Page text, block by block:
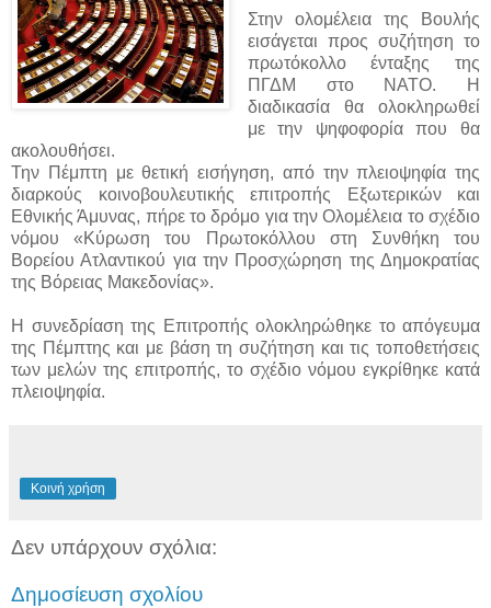
Στην ολομέλεια της Βουλής
εισάγεται προς συζήτηση το
πρωτόκολλο ένταξης της
ΠΓΔΜ στο ΝΑΤΟ. Η
διαδικασία θα ολοκληρωθεί
με την ψηφοφορία που θα
ακολουθήσει.
Την Πέμπτη με θετική εισήγηση, από την πλειοψηφία της
διαρκούς κοινοβουλευτικής επιτροπής Εξωτερικών και
Εθνικής Άμυνας, πήρε το δρόμο για την Ολομέλεια το σχέδιο
νόμου «Κύρωση του Πρωτοκόλλου στη Συνθήκη του
Βορείου Ατλαντικού για την Προσχώρηση της Δημοκρατίας
της Βόρειας Μακεδονίας».
Η συνεδρίαση της Επιτροπής ολοκληρώθηκε το απόγευμα
της Πέμπτης και με βάση τη συζήτηση και τις τοποθετήσεις
των μελών της επιτροπής, το σχέδιο νόμου εγκρίθηκε κατά
πλειοψηφία.
Κοινή χρήση
Δεν υπάρχουν σχόλια:
Δημοσίευση σχολίου